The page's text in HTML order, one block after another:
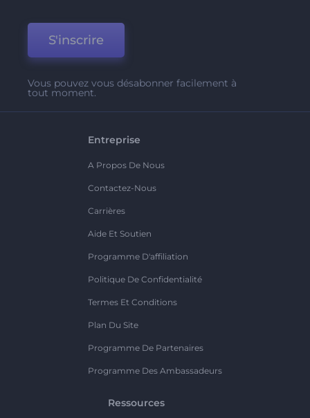
S'inscrire
Vous pouvez vous désabonner facilement à
tout moment.
Entreprise
A Propos De Nous
Contactez-Nous
Carrières
Aide Et Soutien
Programme D'affiliation
Politique De Confidentialité
Termes Et Conditions
Plan Du Site
Programme De Partenaires
Programme Des Ambassadeurs
Ressources